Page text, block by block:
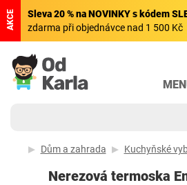
AKCE Sleva 20 % na NOVINKY s kódem
zdarma při objednávce nad 1 500 Kč
Dům a zahrada Kuchyňské
Nerezová termoska